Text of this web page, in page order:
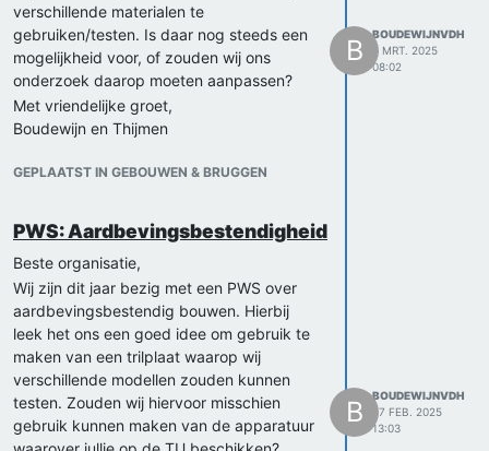
verschillende materialen te
gebruiken/testen. Is daar nog steeds een
mogelijkheid voor, of zouden wij ons
onderzoek daarop moeten aanpassen?
Met vriendelijke groet,
Boudewijn en Thijmen
GEPLAATST IN GEBOUWEN & BRUGGEN
B
BOUDEWIJNVDH
6 MRT. 2025
08:02
PWS: Aardbevingsbestendigheid
Beste organisatie,
Wij zijn dit jaar bezig met een PWS over
aardbevingsbestendig bouwen. Hierbij
leek het ons een goed idee om gebruik te
maken van een trilplaat waarop wij
verschillende modellen zouden kunnen
testen. Zouden wij hiervoor misschien
gebruik kunnen maken van de apparatuur
B
BOUDEWIJNVDH
27 FEB. 2025
13:03